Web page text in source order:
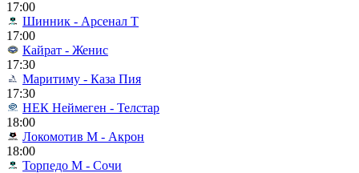
17:00
Шинник - Арсенал Т
17:00
Кайрат - Женис
17:30
Маритиму - Каза Пия
17:30
НЕК Неймеген - Телстар
18:00
Локомотив М - Акрон
18:00
Торпедо М - Сочи